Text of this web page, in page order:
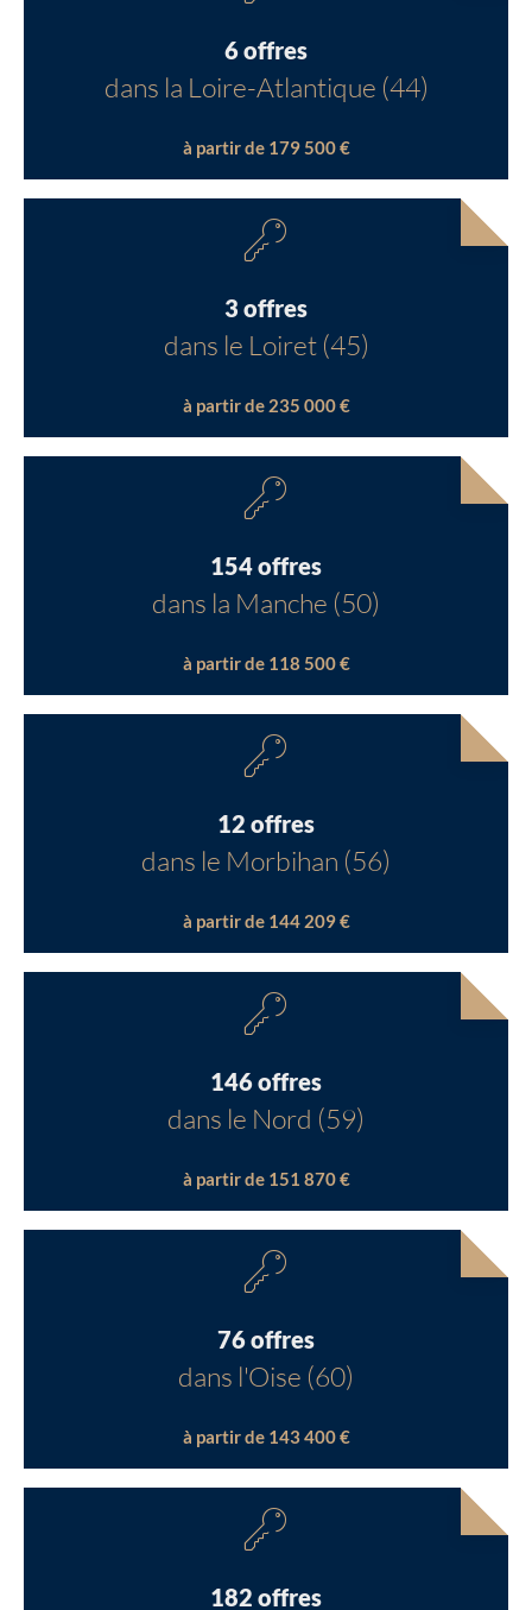
6 offres
dans la Loire-Atlantique (44)
à partir de 179 500 €
3 offres
dans le Loiret (45)
à partir de 235 000 €
154 offres
dans la Manche (50)
à partir de 118 500 €
12 offres
dans le Morbihan (56)
à partir de 144 209 €
146 offres
dans le Nord (59)
à partir de 151 870 €
76 offres
dans l'Oise (60)
à partir de 143 400 €
182 offres